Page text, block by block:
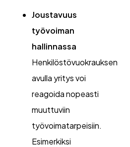
Joustavuus
työvoiman
hallinnassa
Henkilöstövuokrauksen
avulla yritys voi
reagoida nopeasti
muuttuviin
työvoimatarpeisiin.
Esimerkiksi